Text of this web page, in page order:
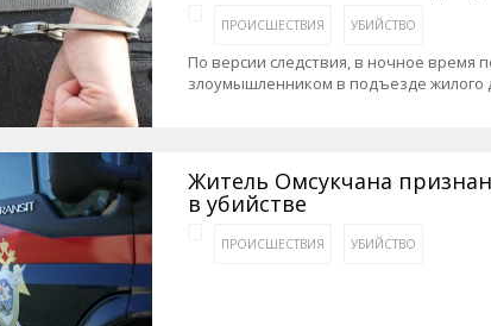
ПРОИСШЕСТВИЯ УБИЙСТВО
По версии следствия, в ночное время
злоумышленником в подъезде жилого
Житель Омсукчана
в убийстве
ПРОИСШЕСТВИЯ УБИЙСТВО